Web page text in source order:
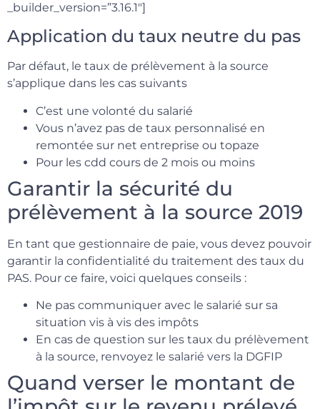
_builder_version=”3.16.1″]
Application du taux neutre du pas
Par défaut, le taux de prélèvement à la source
s’applique dans les cas suivants
C’est une volonté du salarié
Vous n’avez pas de taux personnalisé en
remontée sur net entreprise ou topaze
Pour les cdd cours de 2 mois ou moins
Garantir la sécurité du
prélèvement à la source 2019
En tant que gestionnaire de paie, vous devez pouvoir
garantir la confidentialité du traitement des taux du
PAS. Pour ce faire, voici quelques conseils :
Ne pas communiquer avec le salarié sur sa
situation vis à vis des impôts
En cas de question sur les taux du prélèvement
à la source, renvoyez le salarié vers la DGFIP
Quand verser le montant de